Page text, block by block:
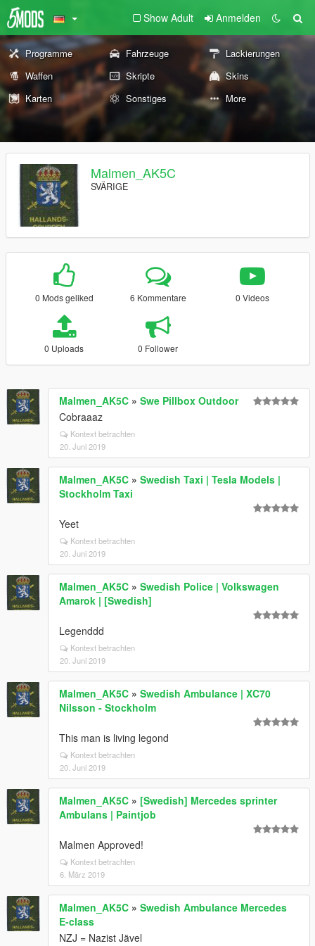
Show Adult Anmelden
Programme Fahrzeuge
Lackierungen
Waffen
Skripte
Skins
Karten
Sonstiges More
Malmen_AK5C
SVÄRIGE
0 Mods geliked 6 Kommentare 0 Videos
0 Uploads 0 Follower
Malmen_AK5C » Swe Pillbox Outdoor
Cobraaaz
Kontext betrachten
20. Juni 2019
Malmen_AK5C » Swedish Taxi | Tesla Models |
Stockholm Taxi
Yeet
Kontext betrachten
20. Juni 2019
Malmen_AK5C » Swedish Police | Volkswagen
Amarok | [Swedish]
Legenddd
Kontext betrachten
20. Juni 2019
Malmen_AK5C » Swedish Ambulance | XC70
Nilsson - Stockholm
This man is living legond
Kontext betrachten
20. Juni 2019
Malmen_AK5C » [Swedish] Mercedes sprinter
Ambulans | Paintjob
Malmen Approved!
Kontext betrachten
6. März 2019
Malmen_AK5C » Swedish Ambulance Mercedes
E-class
NZJ = Nazist Jävel